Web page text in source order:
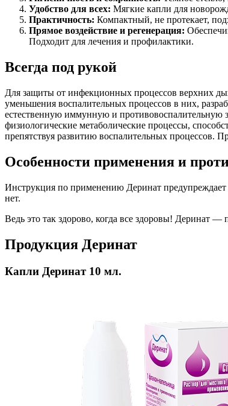
Удобство для всех: Мягкие капли для
Практичность: Компактный, не протекает,
Прямое воздействие и регенерация:
Подходит для лечения и профилактики.
Всегда под рукой
Для защиты от инфекционных процессов верхних
уменьшения воспалительных процессов в них,
естественную иммунную и противовоспалительную
физиологические метаболические процессы,
препятствуя развитию воспалительных процессов.
Особенности применения и
Инструкция по применению Деринат
нет.
Ведь это так здорово, когда все здоровы! Деринат —
Продукция Деринат
Капли Деринат 10 мл.